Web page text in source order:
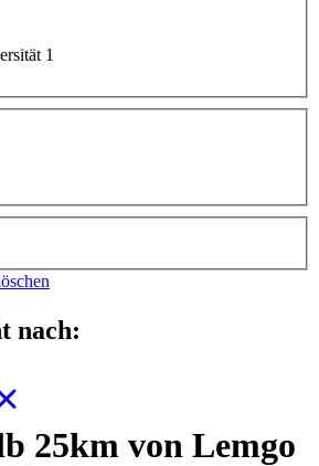
1
nach:
25km von Lemgo